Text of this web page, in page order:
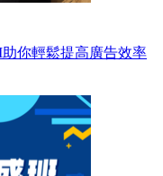
你輕鬆提高廣告效率